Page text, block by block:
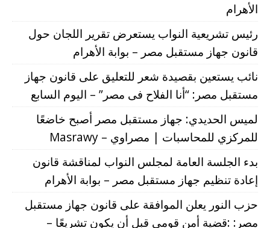
الأهرام
رئيس تشريعية النواب يستعرض تقرير اللجان حول
قانون جهاز مستقبل مصر – بوابة الأهرام
نائب يستعين بقصيدة شعر للتعليق على قانون جهاز
مستقبل مصر: “أنا الفلاح فى مصر” – اليوم السابع
لميس الحديدي: جهاز مستقبل مصر أصبح خاضعًا
للمركزي للمحاسبات | مصراوي – Masrawy
بدء الجلسة العامة لمجلس النواب لمناقشة قانون
إعادة تنظيم جهاز مستقبل مصر – بوابة الأهرام
حزب النور يعلن الموافقة على قانون جهاز مستقبل
مصر: :قضية أمن قومي قبل أن يكون تشريعًا –